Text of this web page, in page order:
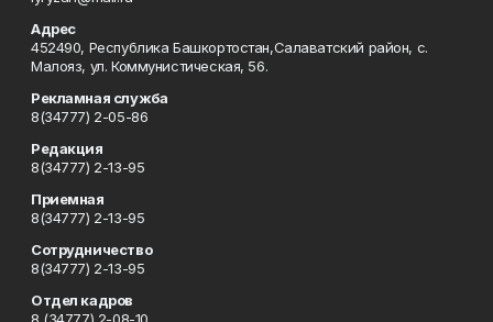
Адрес
452490, Республика Башкортостан,Салаватский район, с.
Малояз, ул. Коммунистическая, 56.
Рекламная служба
8(34777) 2-05-86
Редакция
8(34777) 2-13-95
Приемная
8(34777) 2-13-95
Сотрудничество
8(34777) 2-13-95
Отдел кадров